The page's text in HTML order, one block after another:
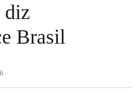
diz
Brasil